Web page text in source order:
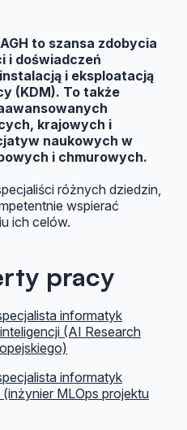
to szansa zdobycia
i doświadczeń
i eksploatacją
(KDM). To także
krajowych i
naukowych w
i chmurowych.
różnych dziedzin,
wspierać
ich celów.
pracy
informatyk
(AI Research
informatyk
MLOps projektu